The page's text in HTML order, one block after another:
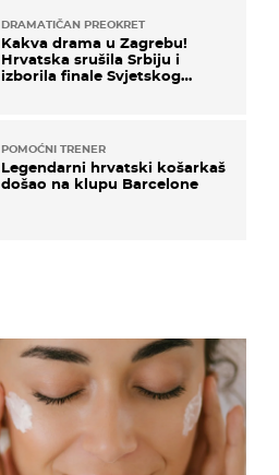
DRAMATIČAN PREOKRET
Kakva drama u Zagrebu!
Hrvatska srušila Srbiju i
izborila finale Svjetskog
POMOĆNI TRENER
Legendarni hrvatski košarkaš
došao na klupu Barcelone